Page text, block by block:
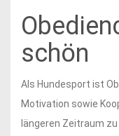
schön
Als Hundesport ist
Motivation sowie
längeren Zeitraum zu